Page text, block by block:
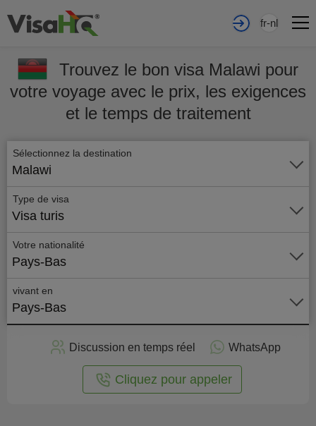
fr-nl
Trouvez le bon visa Malawi pour
votre voyage avec le prix, les exigences
et le temps de traitement
Sélectionnez la destination
Malawi
Type de visa
Visa turis
Votre nationalité
Pays-Bas
vivant en
Pays-Bas
Discussion en temps réel WhatsApp
Cliquez pour appeler